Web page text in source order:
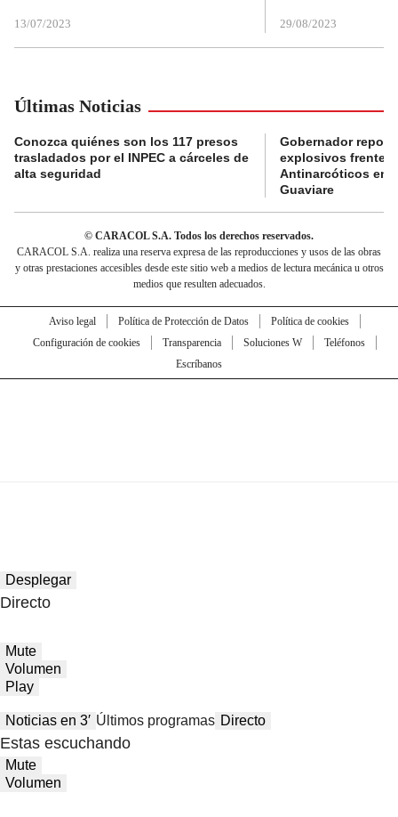
13/07/2023 29/08/2023
Últimas Noticias
Conozca quiénes son los 117 presos
trasladados por el INPEC a cárceles de
alta seguridad
Gobernador
explosivos frente a
Antinarcóticos en
Guaviare
© CARACOL S.A. Todos los derechos reservados.
CARACOL S.A. realiza una reserva expresa de las reproducciones y usos de las obras
y otras prestaciones accesibles desde este sitio web a medios de lectura mecánica u otros
medios que resulten adecuados.
Aviso legal Política de Protección de Datos
Política de cookies
Configuración de cookies
Transparencia Soluciones W
Teléfonos
Escríbanos
Desplegar
Directo
Mute
Volumen
Play
Noticias en 3′ Últimos programas Directo
Estas escuchando
Mute
Volumen